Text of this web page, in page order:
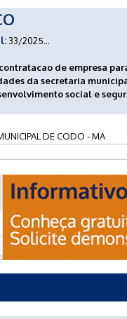
33/2025...
de empresa
da secretaria
social e
DE CODO - MA